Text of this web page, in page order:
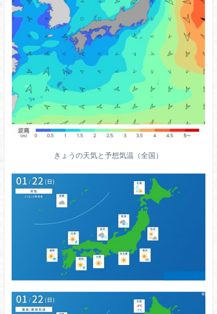
きょうの天気と予想気温（全国）